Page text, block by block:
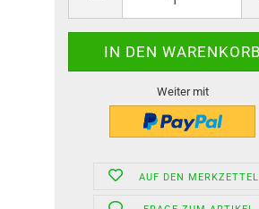
Weiter mit
AUF DEN MERKZETTEL